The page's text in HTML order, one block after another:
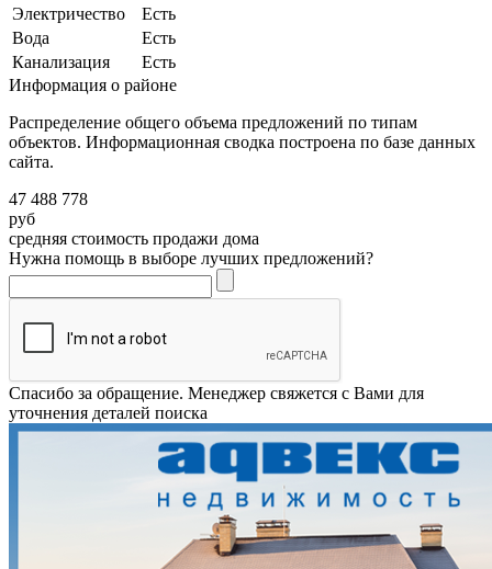
Электричество
Есть
Вода
Есть
Канализация
Есть
Информация о районе
Распределение общего объема предложений по типам
объектов. Информационная сводка построена по базе данных
сайта.
47 488 778
руб
средняя стоимость продажи дома
Нужна помощь в выборе лучших предложений?
Спасибо за обращение. Менеджер свяжется с Вами для
уточнения деталей поиска